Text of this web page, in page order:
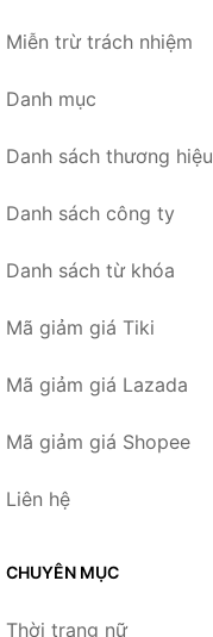
Miễn trừ trách nhiệm
Danh mục
Danh sách thương hiệu
Danh sách công ty
Danh sách từ khóa
Mã giảm giá Tiki
Mã giảm giá Lazada
Mã giảm giá Shopee
Liên hệ
CHUYÊN MỤC
Thời trang nữ